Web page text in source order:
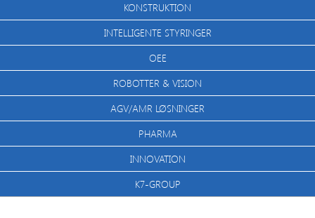
KONSTRUKTION
INTELLIGENTE STYRINGER
OEE
ROBOTTER & VISION
AGV/AMR LØSNINGER
PHARMA
INNOVATION
K7-GROUP